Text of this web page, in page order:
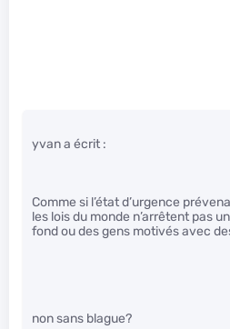
yvan a écrit :
Comme si l’état d’urgence
les lois du monde n’arrêtent pas
fond ou des gens motivés avec
non sans blague?